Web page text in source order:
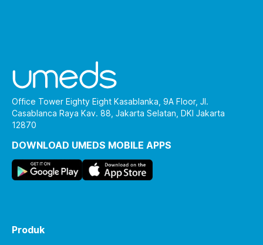
Office Tower Eighty Eight Kasablanka, 9A Floor, Jl.
Casablanca Raya Kav. 88, Jakarta Selatan, DKI Jakarta
12870
DOWNLOAD UMEDS MOBILE APPS
Produk